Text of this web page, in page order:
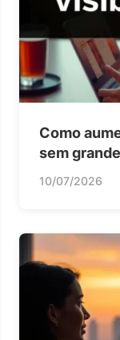
Como
sem
10/07/2026